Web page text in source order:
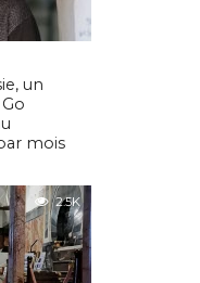
un
mois
2.5K